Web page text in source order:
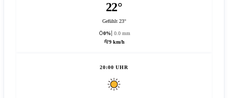
22°
Gefühlt 23°
0%
0.0 mm
9 km/h
20:00 UHR